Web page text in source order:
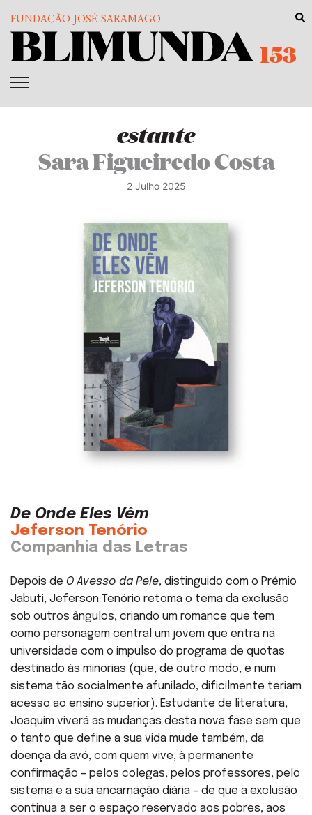
FUNDAÇÃO JOSÉ SARAMAGO
153
estante
Sara Figueiredo Costa
2 Julho 2025
De Onde Eles Vêm
Jeferson Tenório
Companhia das Letras
Depois de O Avesso da Pele, distinguido com o Prémio
Jabuti, Jeferson Tenório retoma o tema da exclusão
sob outros ângulos, criando um romance que tem
como personagem central um jovem que entra na
universidade com o impulso do programa de quotas
destinado às minorias (que, de outro modo, e num
sistema tão socialmente afunilado, dificilmente teriam
acesso ao ensino superior). Estudante de literatura,
Joaquim viverá as mudanças desta nova fase sem que
o tanto que define a sua vida mude também, da
doença da avó, com quem vive, à permanente
confirmação – pelos colegas, pelos professores, pelo
sistema e a sua encarnação diária – de que a exclusão
continua a ser o espaço reservado aos pobres, aos